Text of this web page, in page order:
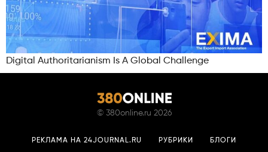
Digital Authoritarianism Is A Global Challenge
© 380online.ru 2026
РЕКЛАМА НА 24JOURNAL.RU РУБРИКИ БЛОГИ